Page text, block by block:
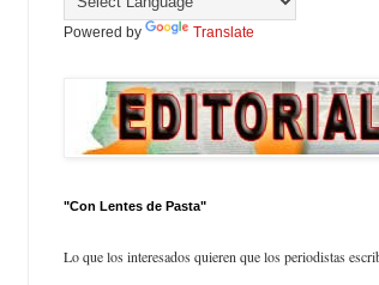
Powered by Translate
"Con Lentes de Pasta"
Lo que los interesados quieren que los periodistas